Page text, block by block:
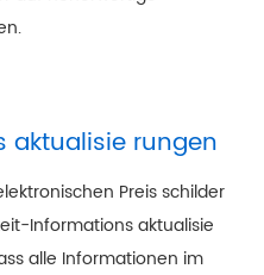
aktualisie rungen
Preis schilder
Informations aktualisie
alle Informationen im